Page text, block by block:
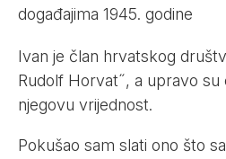
događajima 1945. godine
Ivan je član hrvatskog
Rudolf Horvat˝, a upravo su
njegovu vrijednost.
Pokušao sam slati ono što